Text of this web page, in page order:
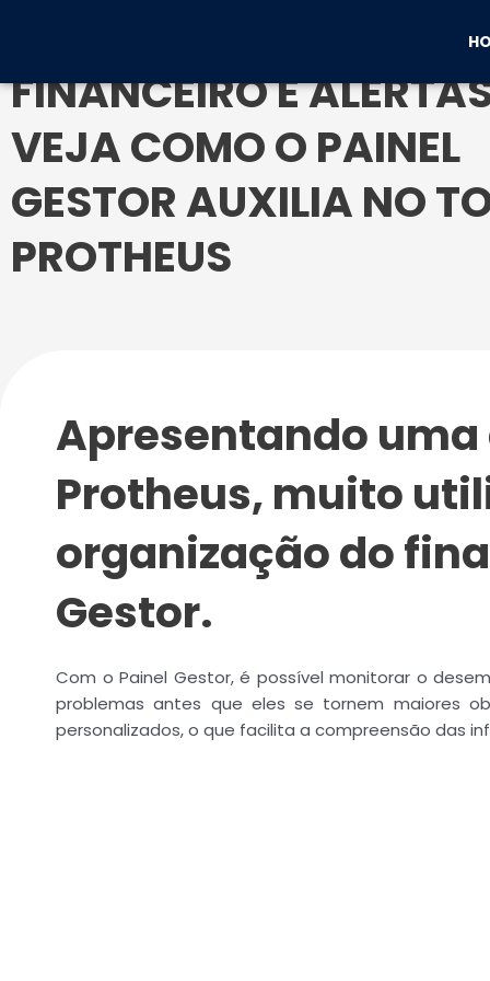
conteúdo
FINANCEIRO E
VEJA COMO O PAINEL
GESTOR AUXILIA NO
PROTHEUS
Apresentando
Protheus, muito
organização do
Gestor.
Com o Painel Gestor, é possível monitorar o
problemas antes que eles se tornem maiores
personalizados, o que facilita a compreensão das